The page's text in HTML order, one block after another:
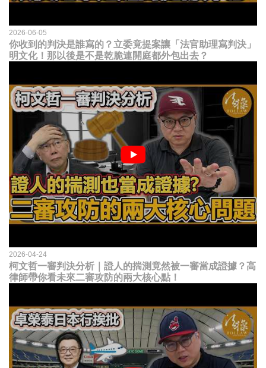
2026-06-05
你收到的判決是誰寫的？立委竟提案讓「法官助理寫判決」
明文化！那以後是不是乾脆連開庭都外包出去？
2026-04-24
柯文哲一審判決分析｜證人的揣測竟然被一審當成證據？高
律師帶你看未來二審攻防的兩大核心點！